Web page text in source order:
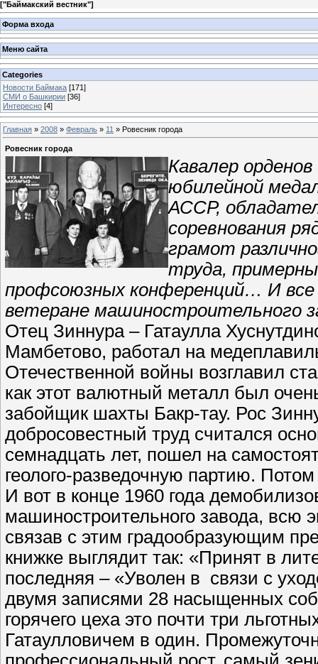
["Баймакский вестник"]
Форма входа
Меню сайта
Categories
Новости Баймака [171]
СМИ о Башкирии [36]
Интересно [4]
Главная » 2008 » Февраль » 11 » Ровесник города
Ровесник города
Кавалер
юбилейной
АССР,
соревнования
грамот
труда,
профсоюзных конференций… И все
ветеране машиностроительного
Отец Зиннура – Гатаулла
Мамбетово, работал на
Отечественной войны возглавил
как этот валютный металл был
забойщик шахты Бакр-тау. Рос
добросовестный труд считался
семнадцать лет, пошел на
геолого-разведочную партию.
И вот в конце 1960 года
машиностроительного завода, всю
связав с этим градообразующим
книжке выглядит так: «Принят в
последняя – «Уволен в связи с
двумя записями 28 насыщенных
горячего цеха это почти три
Гатаулловичем в один.